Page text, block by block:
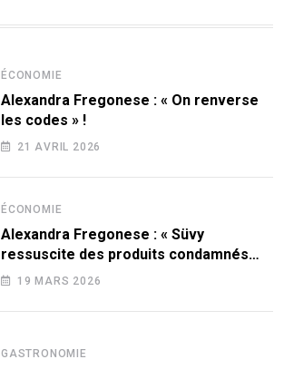
ÉCONOMIE
Alexandra Fregonese : « On renverse
les codes » !
21 AVRIL 2026
ÉCONOMIE
Alexandra Fregonese : « Süvy
ressuscite des produits condamnés
par le sucre ! »
19 MARS 2026
GASTRONOMIE